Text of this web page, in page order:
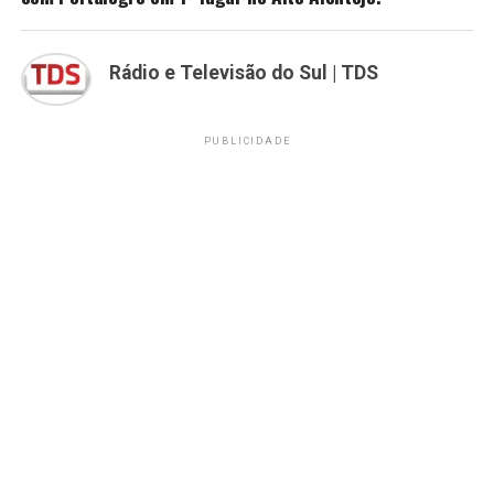
Rádio e Televisão do Sul | TDS
PUBLICIDADE